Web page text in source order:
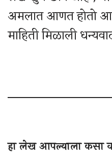
अमलात आणत होतो
माहिती मिळाली
हा लेख आपल्याला कसा